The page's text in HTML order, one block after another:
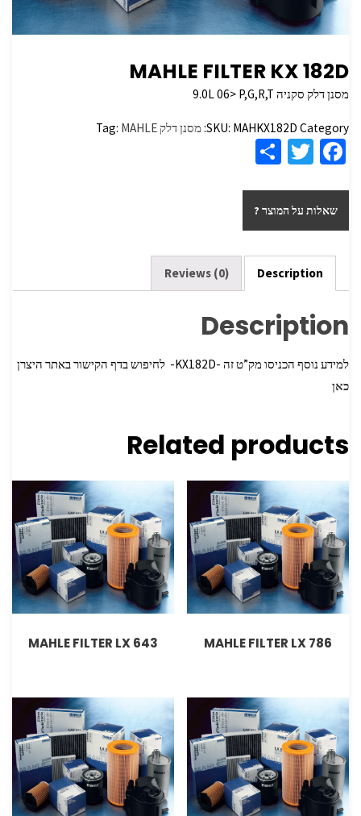
MAHLE FILTER KX 182D
מסנן דלק סקניה 9.0L 06> P,G,R,T
SKU: MAHKX182D Category: מסנן דלק Tag: MAHLE
Fa
b
o
o
k
T
tt
er
ar
e
שאלות על המוצר ?
Description
Reviews (0)
Description
למידע נוסף הכניסו מק”ט זה -KX182D- לחיפוש בדף הקישור באתר היצרן
כאן
Related products
MAHLE FILTER LX 786
MAHLE FILTER LX 643